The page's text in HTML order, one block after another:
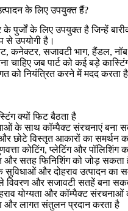
के लिए उपयुक्त हैं?
के लिए उपयुक्त है जिन्हें
से उपयोगी है।
कनेक्टर, सजावटी भाग, हैंडल,
चाहिए जब पार्ट को कई बड़े
को नियंत्रित करने में मदद करता
क्यों फिट बैठता है
के साथ कॉम्पैक्ट संरचनाएं बना
छोटे विस्तृत आकारों का समर्थन
कोटिंग, प्लेटिंग और पॉलिशिंग
सतह फिनिशिंग को जोड़ सकता
सुविधाओं और दोहराव उत्पादन का
विवरण और सजावटी सतहें बना
योग्यता और कॉम्पैक्ट संरचनाओं
और लागत संतुलन प्रदान करता है